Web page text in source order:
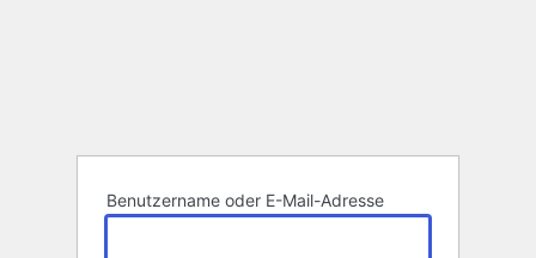
Benutzername oder E-Mail-Adresse